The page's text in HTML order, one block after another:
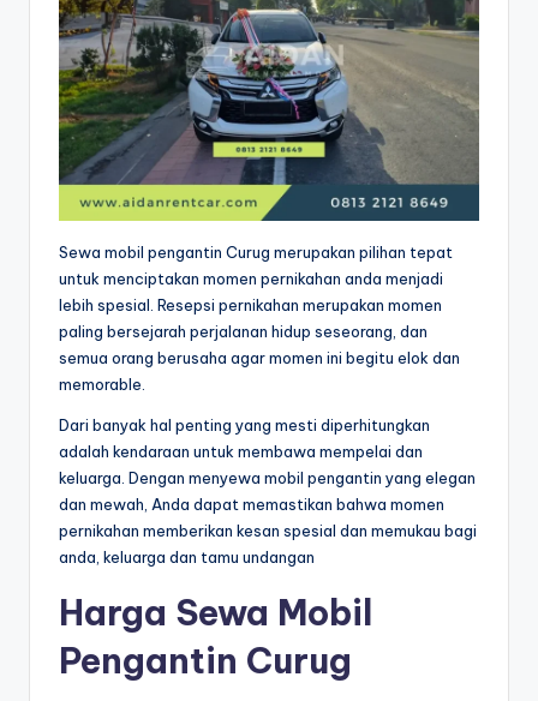
Sewa mobil pengantin Curug merupakan pilihan tepat
untuk menciptakan momen pernikahan anda menjadi
lebih spesial. Resepsi pernikahan merupakan momen
paling bersejarah perjalanan hidup seseorang, dan
semua orang berusaha agar momen ini begitu elok dan
memorable.
Dari banyak hal penting yang mesti diperhitungkan
adalah kendaraan untuk membawa mempelai dan
keluarga. Dengan menyewa mobil pengantin yang elegan
dan mewah, Anda dapat memastikan bahwa momen
pernikahan memberikan kesan spesial dan memukau bagi
anda, keluarga dan tamu undangan
Harga Sewa Mobil
Pengantin Curug